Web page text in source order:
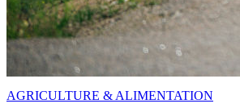
AGRICULTURE & ALIMENTATION